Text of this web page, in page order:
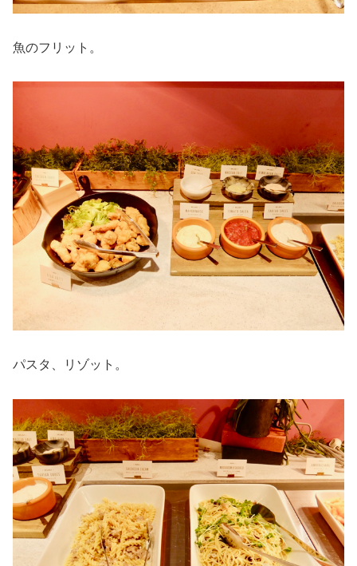
魚のフリット。
パスタ、リゾット。